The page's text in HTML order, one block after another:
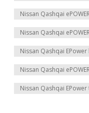
Nissan Qashqai
Nissan Qashqai
Nissan Qashqai EPower
Nissan Qashqai
Nissan Qashqai